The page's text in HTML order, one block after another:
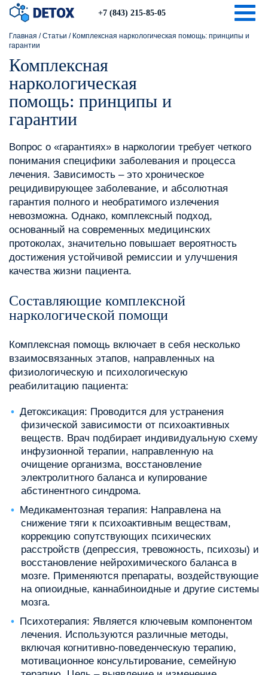
+7 (843) 215-85-05
Главная /Статьи / Комплексная наркологическая помощь: принципы и
гарантии
Комплексная
наркологическая
помощь: принципы и
гарантии
Вопрос о «гарантиях» в наркологии требует четкого
понимания специфики заболевания и процесса
лечения. Зависимость – это хроническое
рецидивирующее заболевание, и абсолютная
гарантия полного и необратимого излечения
невозможна. Однако, комплексный подход,
основанный на современных медицинских
протоколах, значительно повышает вероятность
достижения устойчивой ремиссии и улучшения
качества жизни пациента.
Составляющие комплексной
наркологической помощи
Комплексная помощь включает в себя несколько
взаимосвязанных этапов, направленных на
физиологическую и психологическую
реабилитацию пациента:
Детоксикация: Проводится для устранения
физической зависимости от психоактивных
веществ. Врач подбирает индивидуальную схему
инфузионной терапии, направленную на
очищение организма, восстановление
электролитного баланса и купирование
абстинентного синдрома.
Медикаментозная терапия: Направлена на
снижение тяги к психоактивным веществам,
коррекцию сопутствующих психических
расстройств (депрессия, тревожность, психозы) и
восстановление нейрохимического баланса в
мозге. Применяются препараты, воздействующие
на опиоидные, каннабиноидные и другие системы
мозга.
Психотерапия: Является ключевым компонентом
лечения. Используются различные методы,
включая когнитивно-поведенческую терапию,
мотивационное консультирование, семейную